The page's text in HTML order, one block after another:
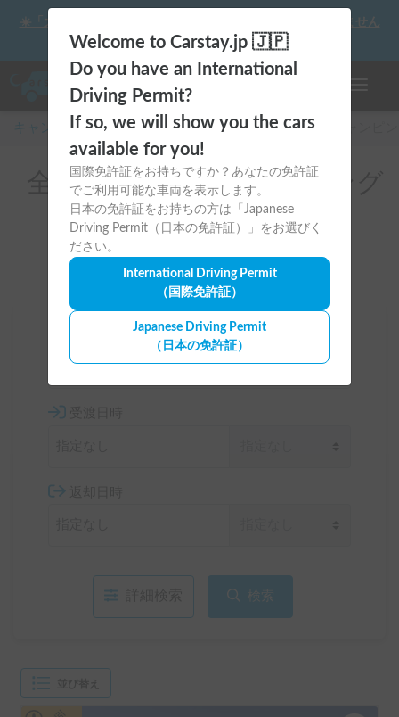
Welcome to Carstay.jp 🇯🇵
Do you have an International
Driving Permit?
If so, we will show you the cars
available for you!
国際免許証をお持ちですか？あなたの免許証
でご利用可能な車両を表示します。
日本の免許証をお持ちの方は「Japanese
Driving Permit（日本の免許証）」をお選びく
ださい。
International Driving Permit
（国際免許証）
Japanese Driving Permit
（日本の免許証）
☀️「大曲の花火」をキャンピングカーで最高の思い出にしません
か？
キャンピングカー・車中泊スポット予約はCarstay
全国のレンタルキャンピング
カー(冷蔵庫付き)
全国
検索